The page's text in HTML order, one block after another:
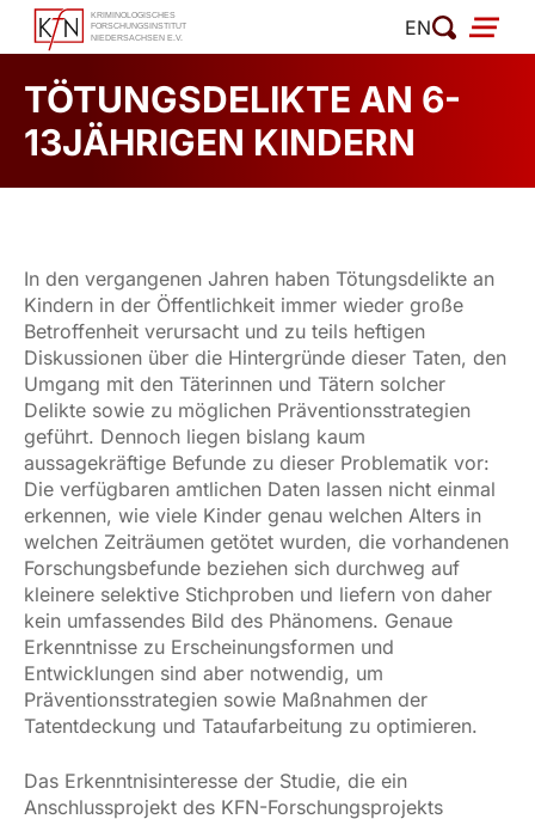
Zum
Inhalt
EN
TÖTUNGSDELIKTE AN 6-
13JÄHRIGEN KINDERN
In den vergangenen Jahren haben Tötungsdelikte an
Kindern in der Öffentlichkeit immer wieder große
Betroffenheit verursacht und zu teils heftigen
Diskussionen über die Hintergründe dieser Taten, den
Umgang mit den Täterinnen und Tätern solcher
Delikte sowie zu möglichen Präventionsstrategien
geführt. Dennoch liegen bislang kaum
aussagekräftige Befunde zu dieser Problematik vor:
Die verfügbaren amtlichen Daten lassen nicht einmal
erkennen, wie viele Kinder genau welchen Alters in
welchen Zeiträumen getötet wurden, die vorhandenen
Forschungsbefunde beziehen sich durchweg auf
kleinere selektive Stichproben und liefern von daher
kein umfassendes Bild des Phänomens. Genaue
Erkenntnisse zu Erscheinungsformen und
Entwicklungen sind aber notwendig, um
Präventionsstrategien sowie Maßnahmen der
Tatentdeckung und Tataufarbeitung zu optimieren.
Das Erkenntnisinteresse der Studie, die ein
Anschlussprojekt des KFN-Forschungsprojekts